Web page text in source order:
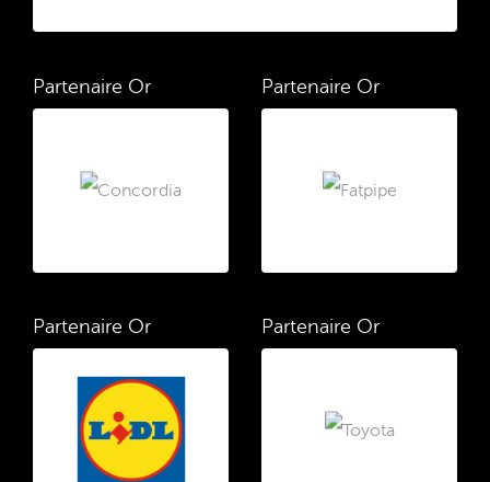
Partenaire Or Partenaire Or
Partenaire Or Partenaire Or